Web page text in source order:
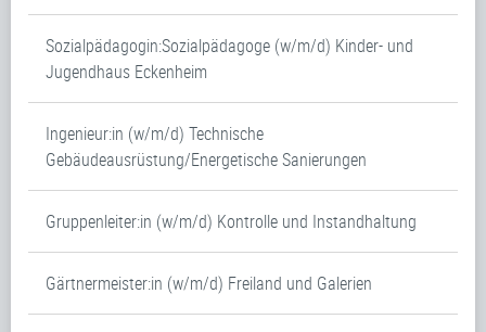
Sozialpädagogin:Sozialpädagoge (w/m/d) Kinder- und
Jugendhaus Eckenheim
Ingenieur:in (w/m/d) Technische
Gebäudeausrüstung/Energetische Sanierungen
Gruppenleiter:in (w/m/d) Kontrolle und Instandhaltung
Gärtnermeister:in (w/m/d) Freiland und Galerien